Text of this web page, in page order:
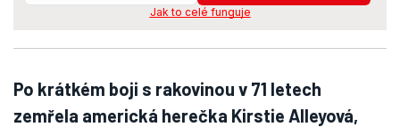
Jak to celé funguje
Po krátkém boji s rakovinou v 71 letech
zemřela americká herečka Kirstie Alleyová,